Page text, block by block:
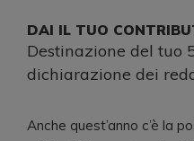
DAI IL TUO
Destinazione del tuo
dichiarazione dei
Anche quest’anno c’è la